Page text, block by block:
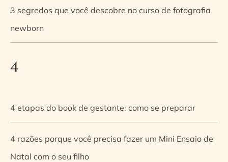
3 segredos que você descobre no curso de fotografia
newborn
4
4 etapas do book de gestante: como se preparar
4 razões porque você precisa fazer um Mini Ensaio de
Natal com o seu filho